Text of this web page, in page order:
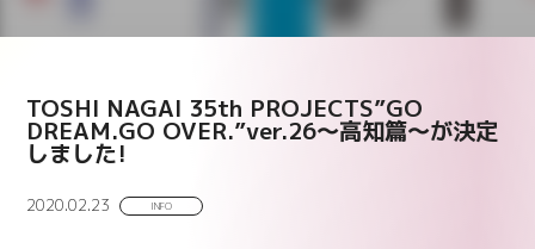
TOSHI NAGAI 35th PROJECTS”GO
DREAM.GO OVER.”ver.26～高知篇～が決定
しました!
2020.02.23 INFO